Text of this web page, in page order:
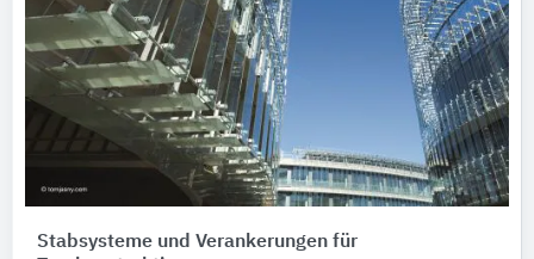
Stabsysteme und Verankerungen für